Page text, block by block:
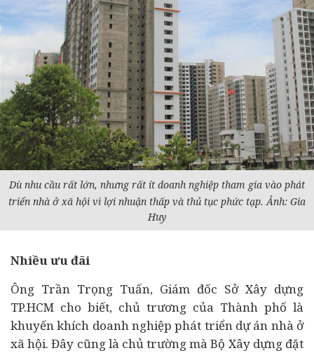
Dù nhu cầu rất lớn, nhưng rất ít doanh nghiệp tham gia vào phát
triển nhà ở xã hội vì lợi nhuận thấp và thủ tục phức tạp. Ảnh: Gia
Huy
Nhiều ưu đãi
Ông Trần Trọng Tuấn, Giám đốc Sở Xây dựng
TP.HCM cho biết, chủ trương của Thành phố là
khuyến khích doanh nghiệp phát triển dự án nhà ở
xã hội. Đây cũng là chủ trường mà Bộ Xây dựng đặt